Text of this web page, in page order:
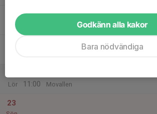
Tor
Lör
11:00
Movallen
23
Godkänn alla kakor
Bara nödvändiga